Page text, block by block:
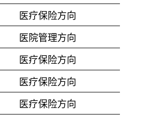
医疗保险方向
医院管理方向
医疗保险方向
医疗保险方向
医疗保险方向